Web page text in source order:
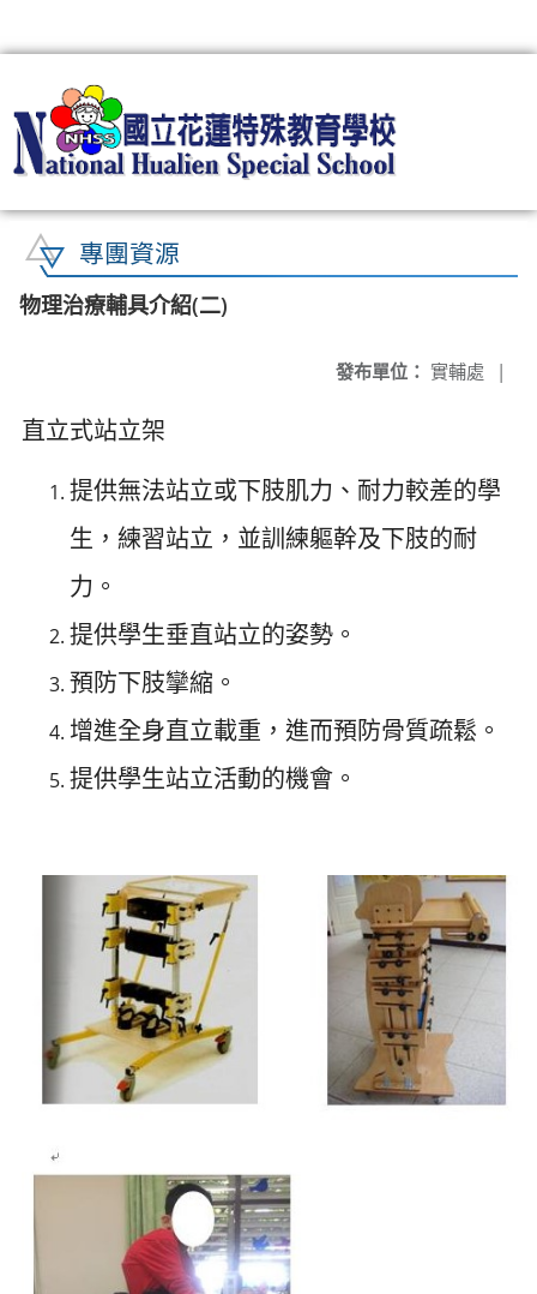
專團資源
物理治療輔具介紹(二)
發布單位： 實輔處 |
直立式站立架
提供無法站立或下肢肌力、耐力較差的學
生，練習站立，並訓練軀幹及下肢的耐
力。
提供學生垂直站立的姿勢。
預防下肢攣縮。
增進全身直立載重，進而預防骨質疏鬆。
提供學生站立活動的機會。